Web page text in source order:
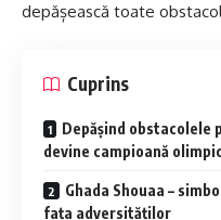
depășească toate
Cuprins
Depășind obstacolele
devine campioană
Ghada Shouaa –
fața adversităților